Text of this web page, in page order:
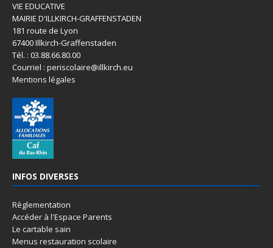
VIE EDUCATIVE
MAIRIE D'ILLKIRCH-GRAFFENSTADEN
181 route de Lyon
67400 Illkirch-Graffenstaden
Tél. : 03.88.66.80.00
Courriel : periscolaire@illkirch.eu
Mentions légales
INFOS DIVERSES
Règlementation
Accéder à l'Espace Parents
Le cartable sain
Menus restauration scolaire